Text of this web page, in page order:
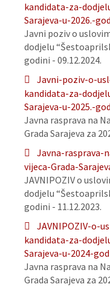
kandidata-za-
Sarajeva-u-2026.-
Javni poziv o
dodjelu
godini - 09.12.2024.
Javni-poziv-o-
kandidata-za-
Sarajeva-u-2025.-
Javna rasprava na
Grada Sarajeva za
Javna-rasprava-
vijeca-Grada-
JAVNIPOZIV o
dodjelu
godini - 11.12.2023.
JAVNIPOZIV-o-
kandidata-za-
Sarajeva-u-2024-
Javna rasprava na
Grada Sarajeva za